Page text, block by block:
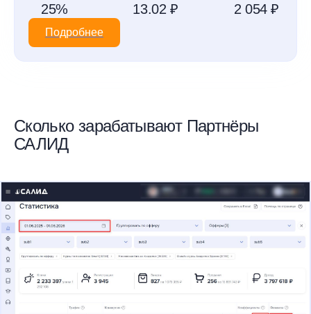
25% 13.02 ₽ 2 054 ₽
Подробнее
Сколько зарабатывают Партнёры
САЛИД